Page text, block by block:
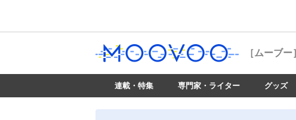
［ムーブー］
連載・特集 専門家・ライター グッズ